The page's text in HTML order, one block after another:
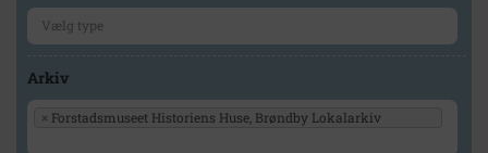
Arkiv
× Forstadsmuseet Historiens Huse, Brøndby Lokalarkiv